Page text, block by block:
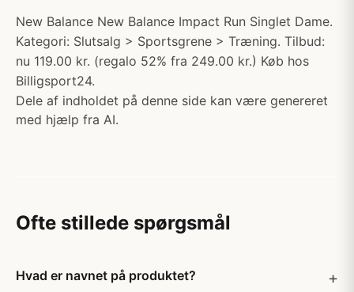
New Balance New Balance Impact Run Singlet Dame.
Kategori: Slutsalg > Sportsgrene > Træning. Tilbud:
nu 119.00 kr. (regalo 52% fra 249.00 kr.) Køb hos
Billigsport24.
Dele af indholdet på denne side kan være genereret
med hjælp fra AI.
Ofte stillede spørgsmål
Hvad er navnet på produktet?